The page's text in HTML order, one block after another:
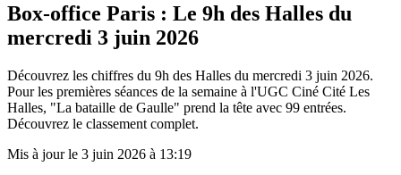
Box-office Paris : Le 9h des Halles du
mercredi 3 juin 2026
Découvrez les chiffres du 9h des Halles du mercredi 3 juin 2026.
Pour les premières séances de la semaine à l'UGC Ciné Cité Les
Halles, "La bataille de Gaulle" prend la tête avec 99 entrées.
Découvrez le classement complet.
Mis à jour le 3 juin 2026 à 13:19